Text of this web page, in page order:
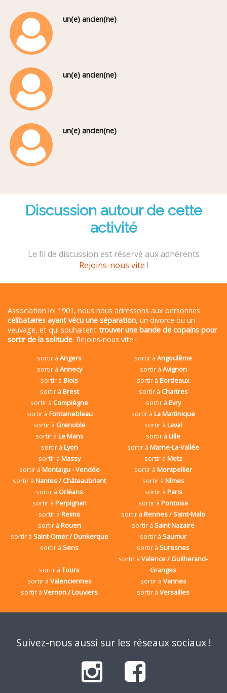
un(e) ancien(ne)
un(e) ancien(ne)
un(e) ancien(ne)
Discussion autour de cette
activité
Le fil de discussion est réservé aux adhérents
Rejoins-nous vite !
Association loi 1901, nous nous adressons aux personnes
célibataires ayant vécu une séparation, un divorce ou un
veuvage, et qui souhaitent trouver une bande de copains pour
sortir de la solitude. Rejoins-nous vite !
sortir àAngers sortir àAngoulême
sortir à Annecy sortir à Avignon
sortir àBlois sortir àBordeaux
sortir à Brest sortir à Chartres
sortir à Compiègne sortir à Evry
sortir à Fontainebleau sortir àLa Martinique
sortir à Grenoble sortir àLaval
sortir à Le Mans sortir àLille
sortir à Lyon sortir àMarne-La-Vallée
sortir à Massy sortir à Metz
sortir à Montaigu - Vendée sortir àMontpellier
sortir àNantes / Châteaubriant sortir à Nîmes
sortir à Orléans sortir à Paris
sortir à Perpignan sortir à Pontoise
sortir àReims sortir àRennes / Saint-Malo
sortir à Rouen sortir àSaint Nazaire
sortir à Saint-Omer / Dunkerque sortir àSaumur
sortir àSens sortir àSuresnes
sortir àTours
sortir àValence / Guilherand-
Granges
sortir à Valenciennes sortir à Vannes
sortir àVernon / Louviers sortir àVersailles
Suivez-nous aussi sur les réseaux sociaux !